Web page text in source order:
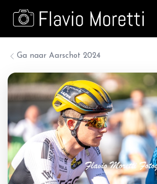
Ga naar Aarschot 2024